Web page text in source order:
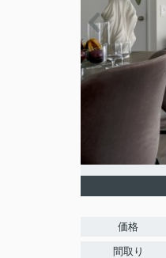
価格
間取り